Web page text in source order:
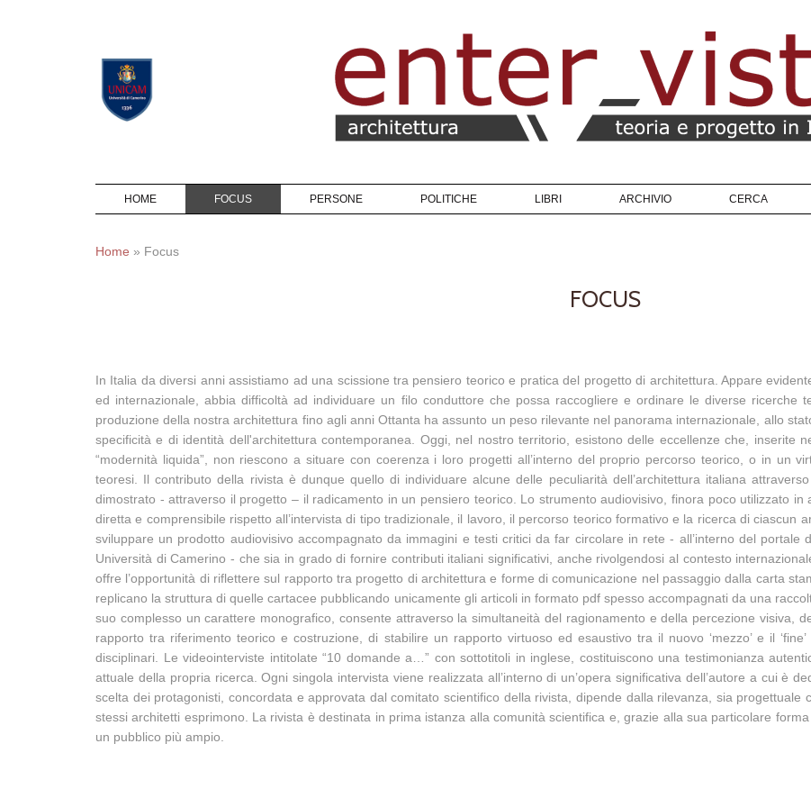
HOME FOCUS PERSONE POLITICHE LIBRI ARCHIVIO CERCA
Home » Focus
FOCUS
In Italia da diversi anni assistiamo ad una scissione tra pensiero teorico e pratica del progetto di architettura. Appare
ed internazionale, abbia difficoltà ad individuare un filo conduttore che possa raccogliere e ordinare le diverse ricerche
produzione della nostra architettura fino agli anni Ottanta ha assunto un peso rilevante nel panorama internazionale, allo
specificità e di identità dell'architettura contemporanea. Oggi, nel nostro territorio, esistono delle eccellenze che, inserite
“modernità liquida”, non riescono a situare con coerenza i loro progetti all’interno del proprio percorso teorico, o in un
teoresi. Il contributo della rivista è dunque quello di individuare alcune delle peculiarità dell’architettura italiana
dimostrato - attraverso il progetto – il radicamento in un pensiero teorico. Lo strumento audiovisivo, finora poco utilizzato
diretta e comprensibile rispetto all’intervista di tipo tradizionale, il lavoro, il percorso teorico formativo e la ricerca di ciascun
sviluppare un prodotto audiovisivo accompagnato da immagini e testi critici da far circolare in rete - all’interno del portale
Università di Camerino - che sia in grado di fornire contributi italiani significativi, anche rivolgendosi al contesto
offre l’opportunità di riflettere sul rapporto tra progetto di architettura e forme di comunicazione nel passaggio dalla carta
replicano la struttura di quelle cartacee pubblicando unicamente gli articoli in formato pdf spesso accompagnati da una
suo complesso un carattere monografico, consente attraverso la simultaneità del ragionamento e della percezione visiva,
rapporto tra riferimento teorico e costruzione, di stabilire un rapporto virtuoso ed esaustivo tra il nuovo ‘mezzo’ e il
disciplinari. Le videointerviste intitolate “10 domande a…” con sottotitoli in inglese, costituiscono una testimonianza
attuale della propria ricerca. Ogni singola intervista viene realizzata all’interno di un’opera significativa dell’autore a cui è
scelta dei protagonisti, concordata e approvata dal comitato scientifico della rivista, dipende dalla rilevanza, sia
stessi architetti esprimono. La rivista è destinata in prima istanza alla comunità scientifica e, grazie alla sua particolare
un pubblico più ampio.